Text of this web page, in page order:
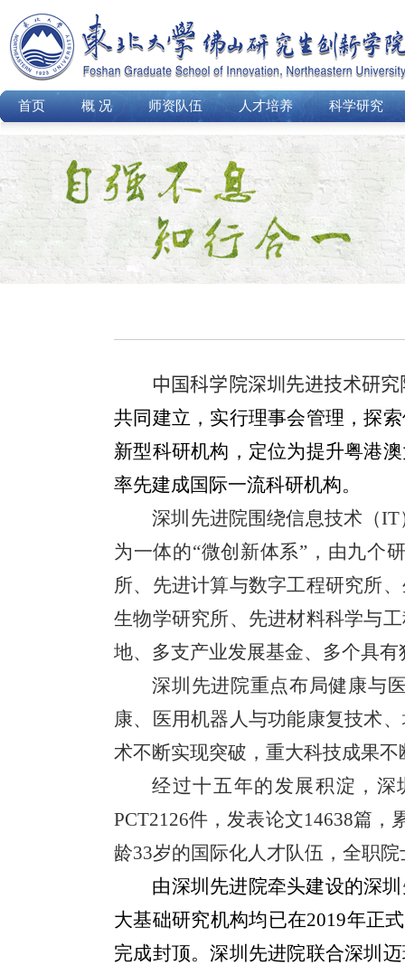
首页 概 况 师资队伍 人才培养 科学研究
中国科学院深圳先进技术研
共同建立，实行理事会管理，探
新型科研机构，定位为提升粤港
率先建成国际一流科研机构。
深圳先进院围绕信息技术（IT
为一体的“微创新体系”，由九个
所、先进计算与数字工程研究所
生物学研究所、先进材料科学与
地、多支产业发展基金、多个具
深圳先进院重点布局健康与
康、医用机器人与功能康复技术
术不断实现突破，重大科技成果不
经过十五年的发展积淀，
PCT2126件，发表论文14638篇，
龄33岁的国际化人才队伍，全职院
由深圳先进院牵头建设的深
大基础研究机构均已在2019年正
完成封顶。深圳先进院联合深圳